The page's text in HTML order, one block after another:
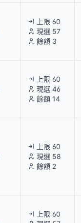
上限 60
現選 57
餘額 3
上限 60
現選 46
餘額 14
上限 60
現選 58
餘額 2
上限 60